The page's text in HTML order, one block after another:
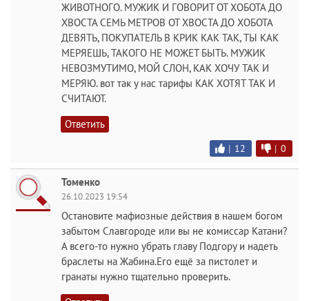
ЖИВОТНОГО. МУЖИК И ГОВОРИТ ОТ ХОБОТА ДО
ХВОСТА СЕМЬ МЕТРОВ ОТ ХВОСТА ДО ХОБОТА
ДЕВЯТЬ, ПОКУПАТЕЛЬ В КРИК КАК ТАК, ТЫ КАК
МЕРЯЕШЬ, ТАКОГО НЕ МОЖЕТ БЫТЬ. МУЖИК
НЕВОЗМУТИМО, МОЙ СЛОН, КАК ХОЧУ ТАК И
МЕРЯЮ. вот так у нас тарифы КАК ХОТЯТ ТАК И
СЧИТАЮТ.
Ответить
| 12 | 0
Томенко
26.10.2023 19:54
Остановите мафиозные действия в нашем богом
забытом Славгороде или вы не комиссар Катани?
А всего-то нужно убрать главу Подгору и надеть
браслеты на Жабина.Его ещё за пистолет и
гранаты нужно тщательно проверить.